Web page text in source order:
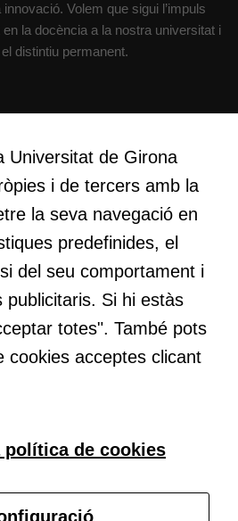
Volem que sigui l’impuls
la docència a la nostra universitat i
distintiu permanent.
i de debat, espais on qüestionar-
nos a pensar noves i millors
plegats idees innovadores.
a millorar-la impulsant
i ambients d’aprenentatge
les cookies
Universitat de Girona
i de tercers amb la
la seva navegació en
predefinides, el
del seu comportament i
publicitaris. Si hi estàs
totes". També pots
cookies acceptes clicant
de cookies
del lloc
web, en
funció de
s'utilitzi.
Cookies
Per tal que el
nostre lloc web
tingui el millor
rendiment
possible durant
la vostra visita.
aquestes
desapareixeran